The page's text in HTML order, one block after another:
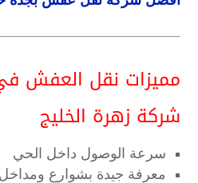
مميزات نقل العفش
شركة زهرة الخليج
سرعة الوصول داخل الحي
معرفة جيدة بشوارع